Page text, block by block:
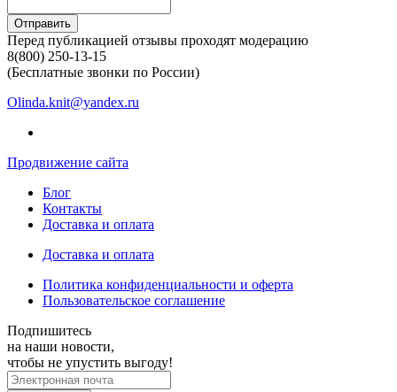
Отправить
Перед публикацией отзывы проходят модерацию
8(800) 250-13-15
(Бесплатные звонки по России)
Olinda.knit@yandex.ru
Продвижение сайта
Блог
Контакты
Доставка и оплата
Доставка и оплата
Политика конфиденциальности и оферта
Пользовательское соглашение
Подпишитесь
на наши новости,
чтобы не упустить выгоду!